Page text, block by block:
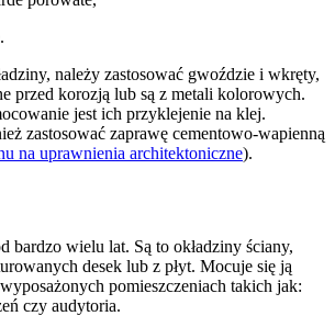
należy zastosować gwoździe i wkręty,
przed korozją lub są z metali kolorowych.
jest ich przyklejenie na klej.
zastosować zaprawę cementowo-wapienną
na uprawnienia architektoniczne).
bardzo wielu lat. Są to okładziny ściany,
desek lub z płyt. Mocuje się ją
pomieszczeniach takich jak:
czy audytoria.